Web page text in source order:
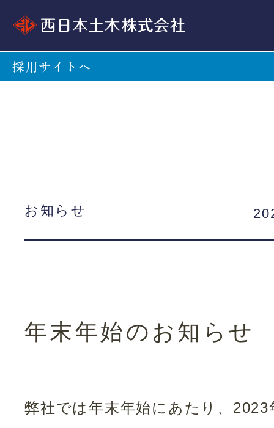
採用サイトへ
お知らせ
年末年始のお知らせ
弊社では年末年始にあたり、2023